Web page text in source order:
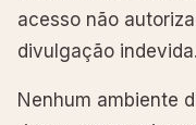
acesso não
divulgação indevida.
Nenhum ambiente